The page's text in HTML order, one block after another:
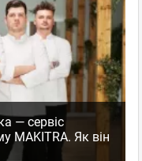
— сервіс
MAKITRA. Як він